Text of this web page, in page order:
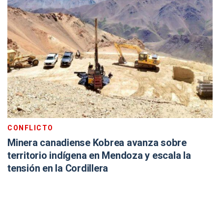
CONFLICTO
Minera canadiense Kobrea avanza sobre
territorio indígena en Mendoza y escala la
tensión en la Cordillera